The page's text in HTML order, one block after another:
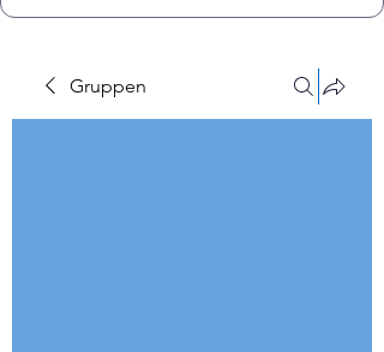
Gruppen